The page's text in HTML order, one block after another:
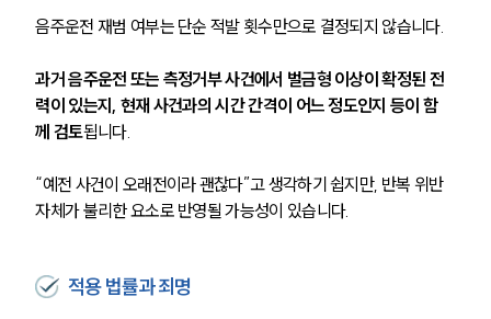
음주운전 재범 여부는 단순 적발 횟수만으로 결정되지 않습니다.
과거 음주운전 또는 측정거부 사건에서 벌금형 이상이 확정된 전
력이 있는지, 현재 사건과의 시간 간격이 어느 정도인지 등이 함
께 검토됩니다.
“예전 사건이 오래전이라 괜찮다”고 생각하기 쉽지만, 반복 위반
자체가 불리한 요소로 반영될 가능성이 있습니다.
적용 법률과 죄명